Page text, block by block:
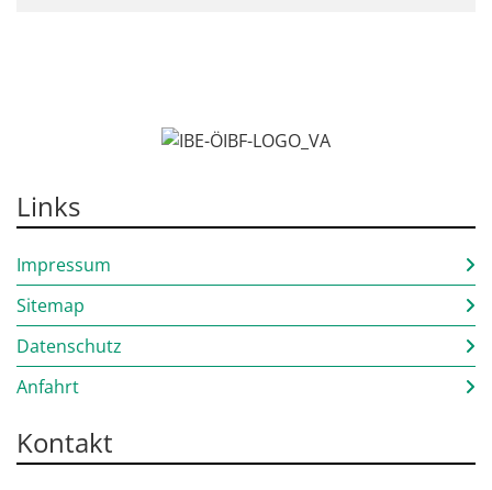
Links
Impressum
Sitemap
Datenschutz
Anfahrt
Kontakt